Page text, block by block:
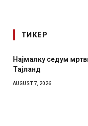
ТИКЕР
СОЗИС: Украинците
отколку на Зеленски
AUGUST 7, 2026